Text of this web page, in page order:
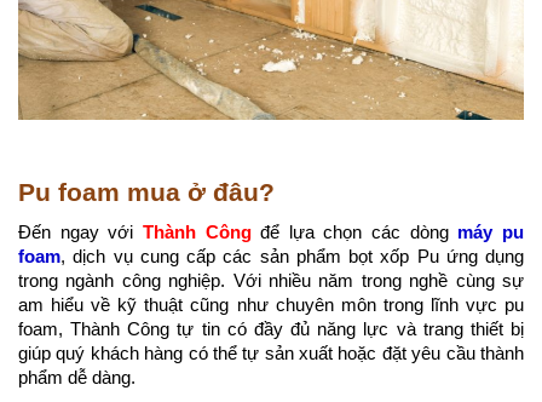
Pu foam mua ở đâu?
Đến ngay với Thành Côngđể lựa chọn các dòng máy pu
foam, dịch vụ cung cấp các sản phẩm bọt xốp Pu ứng dụng
trong ngành công nghiệp. Với nhiều năm trong nghề cùng sự
am hiểu về kỹ thuật cũng như chuyên môn trong lĩnh vực pu
foam, Thành Công tự tin có đầy đủ năng lực và trang thiết bị
giúp quý khách hàng có thể tự sản xuất hoặc đặt yêu cầu thành
phẩm dễ dàng.